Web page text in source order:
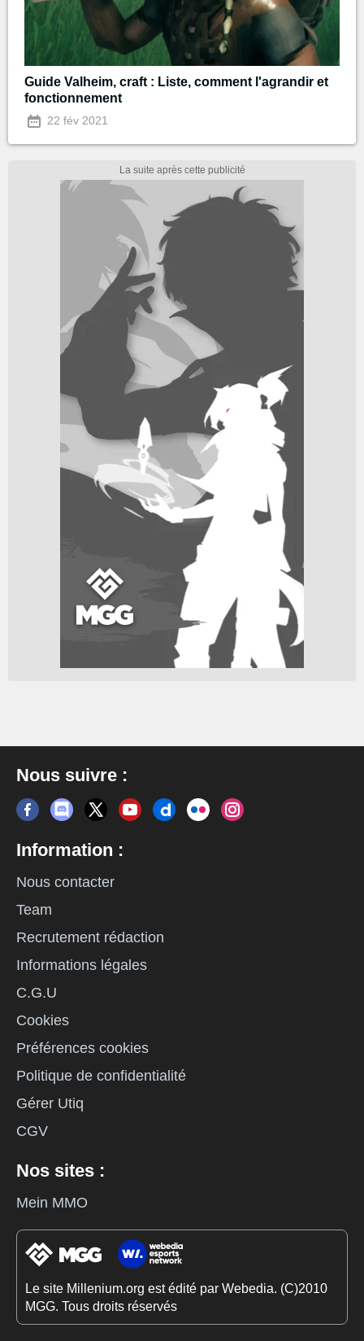
Guide Valheim, craft : Liste, comment l'agrandir et
fonctionnement
22 fév 2021
Nous suivre :
Information :
Nous contacter
Team
Recrutement rédaction
Informations légales
C.G.U
Cookies
Préférences cookies
Politique de confidentialité
Gérer Utiq
CGV
Nos sites :
Mein MMO
Le site Millenium.org est édité par Webedia. (C)2010
MGG. Tous droits réservés